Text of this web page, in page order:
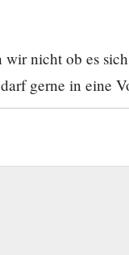
nicht ob es
gerne in eine